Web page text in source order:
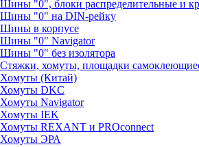
Шины "0", блоки распределительные и
Шины "0" на DIN-рейку
Шины в корпусе
Шины "0" Navigator
Шины "0" без изолятора
Стяжки, хомуты, площадки
Хомуты (Китай)
Хомуты DKC
Хомуты Navigator
Хомуты IEK
Хомуты REXANT и PROconnect
Хомуты ЭРА